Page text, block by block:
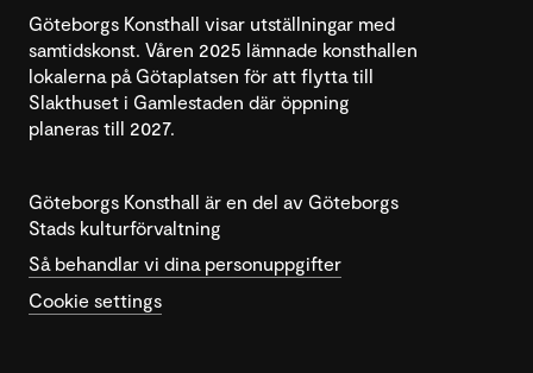
Göteborgs Konsthall visar utställningar med
samtidskonst. Våren 2025 lämnade konsthallen
lokalerna på Götaplatsen för att flytta till
Slakthuset i Gamlestaden där öppning
planeras till 2027.
Göteborgs Konsthall är en del av Göteborgs
Stads kulturförvaltning
Så behandlar vi dina personuppgifter
Cookie settings